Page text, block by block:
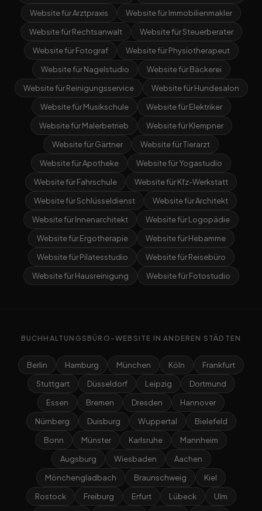
Website für Arztpraxis
Website für Immobilienmakler
Website für Rechtsanwalt
Website für Steuerberater
Website für Fotograf
Website für Physiotherapeut
Website für Nagelstudio
Website für Bäckerei
Website für Reinigungsservice
Website für Hundesalon
Website für Musikschule
Website für Elektriker
Website für Malerbetrieb
Website für Klempner
Website für Gärtner
Website für Tierarzt
Website für Apotheke
Website für Yogastudio
Website für Fahrschule
Website für Kfz-Werkstatt
Website für Schlüsseldienst
Website für Architekt
Website für Innenarchitekt
Website für Logopädie
Website für Ergotherapie
Website für Hebamme
Website für Pilatesstudio
Website für Reisebüro
Website für Hausreinigung
Website für Fotostudio
BUCHHALTUNGSBÜRO-WEBSITE IN ANDEREN STÄDTEN
Berlin Hamburg München Köln
Frankfurt
Stuttgart
Düsseldorf Leipzig
Dortmund
Essen
Bremen Dresden
Hannover
Nürnberg
Duisburg Wuppertal
Bielefeld
Bonn
Münster Karlsruhe
Mannheim
Augsburg
Wiesbaden
Aachen
Mönchengladbach
Braunschweig
Kiel
Rostock
Freiburg Erfurt Lübeck
Ulm